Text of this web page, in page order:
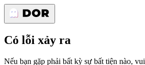
Có lỗi xảy ra
Nếu bạn gặp phải bất kỳ sự bất tiện nào,